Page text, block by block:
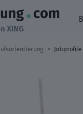
Jobprofile